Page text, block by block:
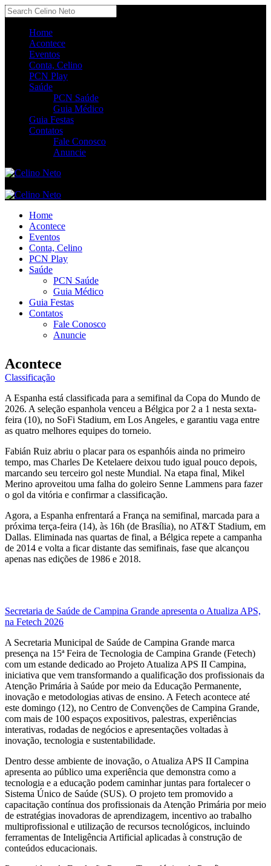
Home
Acontece
Eventos
Conta, Celino
PCN Play
Saúde
PCN Saúde
Guia Médico
Guia Festas
Contatos
Fale Conosco
Anuncie
Home
Acontece
Eventos
Conta, Celino
PCN Play
Saúde
PCN Saúde
Guia Médico
Guia Festas
Contatos
Fale Conosco
Anuncie
Acontece
Classificação
A Espanha está classificada para a semifinal da Copa do Mundo de
2026. A seleção espanhola venceu a Bélgica por 2 a 1 nesta sexta-
feira (10), no SoFi Stadium, em Los Angeles, e garantiu vaga entre
as quatro melhores equipes do torneio.
Fabián Ruiz abriu o placar para os espanhóis ainda no primeiro
tempo, mas Charles De Ketelaere deixou tudo igual pouco depois,
marcando seu terceiro gol neste Mundial. Na etapa final, Mikel
Merino aproveitou uma falha do goleiro Senne Lammens para fazer
o gol da vitória e confirmar a classificação.
Agora, a Espanha enfrentará a França na semifinal, marcada para a
próxima terça-feira (14), às 16h (de Brasília), no AT&T Stadium, em
Dallas. Eliminada nas quartas de final, a Bélgica repete a campanha
de 2014 e volta a ficar distante das semifinais, fase que alcançou
apenas nas edições de 1986 e 2018.
Secretaria de Saúde de Campina Grande apresenta o Atualiza APS,
na Fetech 2026
A Secretaria Municipal de Saúde de Campina Grande marca
presença na 15ª Feira de Tecnologia de Campina Grande (Fetech)
com um estande dedicado ao Projeto Atualiza APS II Campina,
iniciativa que vem transformando a qualificação dos profissionais da
Atenção Primária à Saúde por meio da Educação Permanente,
inovação e metodologias ativas de ensino. A Fetech acontece até
este domingo (12), no Centro de Convenções de Campina Grande,
com mais de 100 espaços expositivos, palestras, experiências
interativas, rodadas de negócios e apresentações voltadas à
inovação, tecnologia e sustentabilidade.
Dentro desse ambiente de inovação, o Atualiza APS II Campina
apresenta ao público uma experiência que demonstra como a
tecnologia e a educação podem caminhar juntas para fortalecer o
Sistema Único de Saúde (SUS). O projeto tem promovido a
capacitação contínua dos profissionais da Atenção Primária por meio
de estratégias inovadoras de aprendizagem, incentivo ao trabalho
multiprofissional e utilização de recursos tecnológicos, incluindo
ferramentas de Inteligência Artificial aplicadas à construção de
conteúdos educacionais.